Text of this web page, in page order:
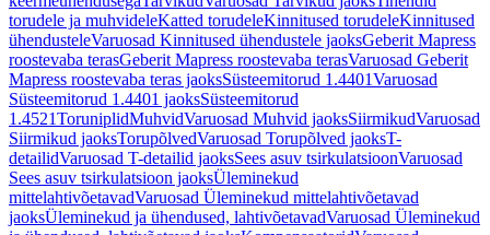
torudele ja muhvideleKatted torudeleKinnitused torudeleKinnitused
ühendusteleVaruosad Kinnitused ühendustele jaoksGeberit Mapress
roostevaba terasGeberit Mapress roostevaba terasVaruosad Geberit
Mapress roostevaba teras jaoksSüsteemitorud 1.4401Varuosad
Süsteemitorud 1.4401 jaoksSüsteemitorud
1.4521ToruniplidMuhvidVaruosad Muhvid jaoksSiirmikudVaruosad
Siirmikud jaoksTorupõlvedVaruosad Torupõlved jaoksT-
detailidVaruosad T-detailid jaoksSees asuv tsirkulatsioonVaruosad
Sees asuv tsirkulatsioon jaoksÜleminekud
mittelahtivõetavadVaruosad Üleminekud mittelahtivõetavad
jaoksÜleminekud ja ühendused, lahtivõetavadVaruosad Üleminekud